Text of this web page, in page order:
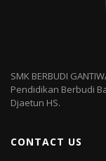
SMK BERBUDI
Pendidikan Berbudi
Djaetun HS.
CONTACT US